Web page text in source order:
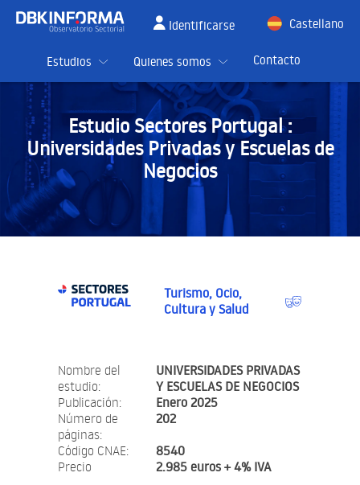
Identificarse
Castellano
Estudios
Quienes somos Contacto
Estudio Sectores Portugal :
Universidades Privadas y Escuelas de
Negocios
Turismo, Ocio,
Cultura y Salud
Nombre del
estudio:
UNIVERSIDADES PRIVADAS
Y ESCUELAS DE NEGOCIOS
Publicación:
Enero 2025
Número de
páginas:
202
Código CNAE:
8540
Precio
2.985 euros + 4% IVA